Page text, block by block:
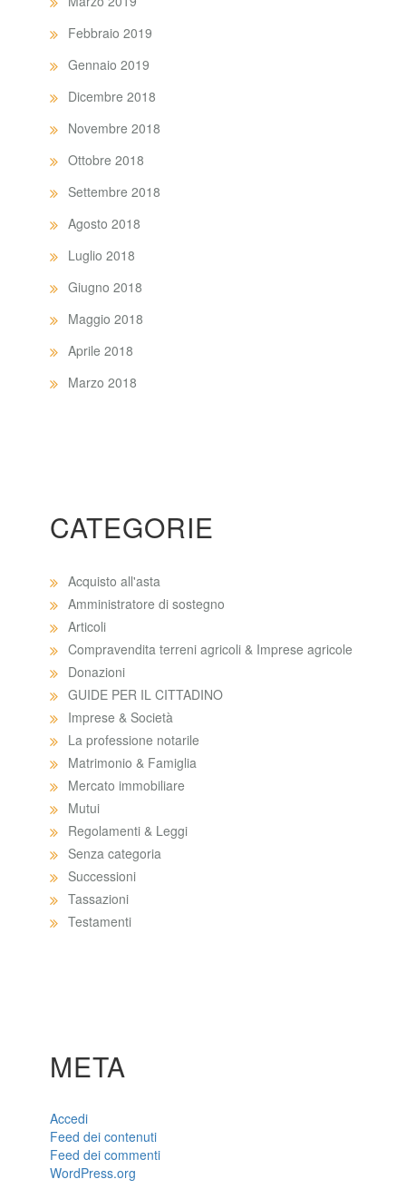
Febbraio 2019
Gennaio 2019
Dicembre 2018
Novembre 2018
Ottobre 2018
Settembre 2018
Agosto 2018
Luglio 2018
Giugno 2018
Maggio 2018
Aprile 2018
Marzo 2018
CATEGORIE
Acquisto all'asta
Amministratore di sostegno
Articoli
Compravendita terreni agricoli & Imprese agricole
Donazioni
GUIDE PER IL CITTADINO
Imprese & Società
La professione notarile
Matrimonio & Famiglia
Mercato immobiliare
Mutui
Regolamenti & Leggi
Senza categoria
Successioni
Tassazioni
Testamenti
META
Accedi
Feed dei contenuti
Feed dei commenti
WordPress.org